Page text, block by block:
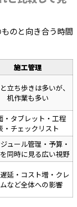
のと向き合う時間
施工管理
立ち歩きは多いが、
机作業も多い
・タブレット・工程
・チェックリスト
ュール管理・予算・
同時に見る広い視野
延・コスト増・クレ
など全体への影響